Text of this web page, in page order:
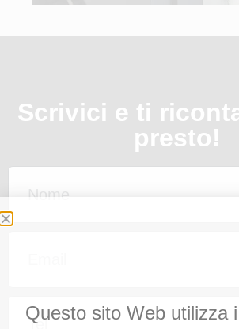
Scrivici e ti
presto!
Questo sito Web utilizza